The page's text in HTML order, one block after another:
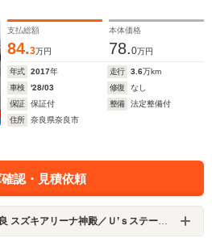
支払総額
84.3万円
本体価格
78.0万円
年式 2017年 走行 3.6万km
車検
'28/03 修復
なし
保証
保証付 整備
法定整備付
住所
奈良県奈良市
認・見積依頼
ズキアリーナ神殿／Ｕ’ｓステーション神殿